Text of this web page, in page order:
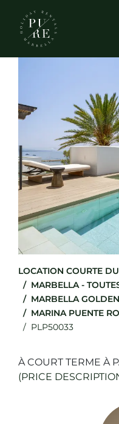
LOCATION COURTE
MARBELLA -
MARBELLA
MARINA PUENTE
PLP50033
À COURT TERME À
(PRICE